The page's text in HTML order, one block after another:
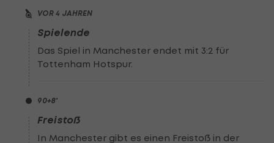
VOR 4 JAHREN
Spielende
Das Spiel in Manchester endet mit 3:2 für
Tottenham Hotspur.
90+8'
Freistoß
In Manchester gibt es einen Freistoß in der